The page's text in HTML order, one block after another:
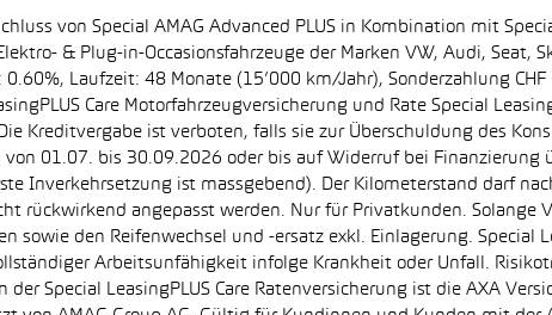
von Special AMAG Advanced PLUS in Kombination mit
& Plug-in-Occasionsfahrzeuge der Marken VW, Audi, Seat,
Laufzeit: 48 Monate (15’000 km/Jahr), Sonderzahlung
Care Motorfahrzeugversicherung und Rate Special
Kreditvergabe ist verboten, falls sie zur Überschuldung des
01.07. bis 30.09.2026 oder bis auf Widerruf bei Finanzierung
Inverkehrsetzung ist massgebend). Der Kilometerstand darf
rückwirkend angepasst werden. Nur für Privatkunden. Solange
den Reifenwechsel und -ersatz exkl. Einlagerung. Special
Arbeitsunfähigkeit infolge Krankheit oder Unfall.
Special LeasingPLUS Care Ratenversicherung ist die AXA